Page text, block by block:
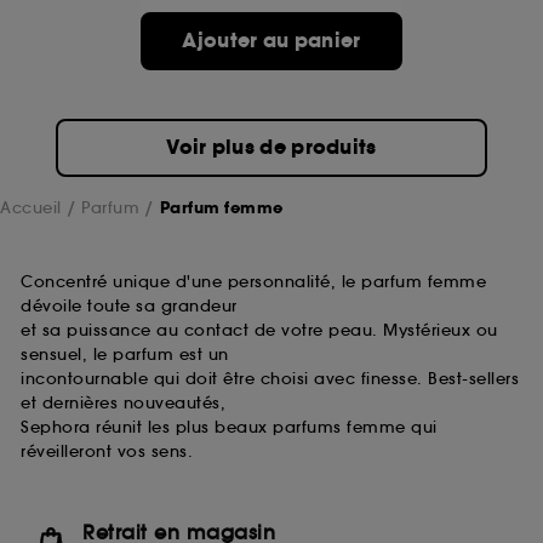
Ajouter au panier
Voir plus de produits
Accueil Parfum Parfum femme
Concentré unique d'une personnalité, le parfum femme
dévoile toute sa grandeur
et sa puissance au contact de votre peau. Mystérieux ou
sensuel, le parfum est un
incontournable qui doit être choisi avec finesse. Best-sellers
et dernières nouveautés,
Sephora réunit les plus beaux parfums femme qui
réveilleront vos sens.
Retrait en magasin
de ces cookies grâce au bouton "personnaliser mes
choix" ci-dessous ou décider de "tout accepter".
Sephora pourra associer les informations de
collectées ou générées lors de votre activité en ligne
ou en magasin. Pour refuser tous les cookies, cliques
sur "continuer sans accepter". Voous pouvez à tout
souhaitez obtenir plus d'information sur les cookies